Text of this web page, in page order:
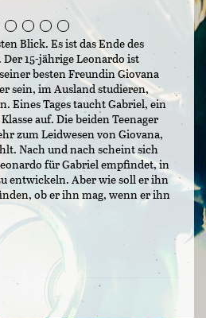
Blick. Es ist das Ende des
15-jährige Leonardo ist
besten Freundin Giovana
sein, im Ausland studieren,
Eines Tages taucht Gabriel, ein
auf. Die beiden Teenager
zum Leidwesen von Giovana,
Nach und nach scheint sich
für Gabriel empfindet, in
entwickeln. Aber wie soll er ihn
ob er ihn mag, wenn er ihn